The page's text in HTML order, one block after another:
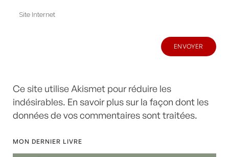
Ce site utilise Akismet pour réduire les
indésirables. En savoir plus sur la façon dont les
données de vos commentaires sont traitées.
MON DERNIER LIVRE